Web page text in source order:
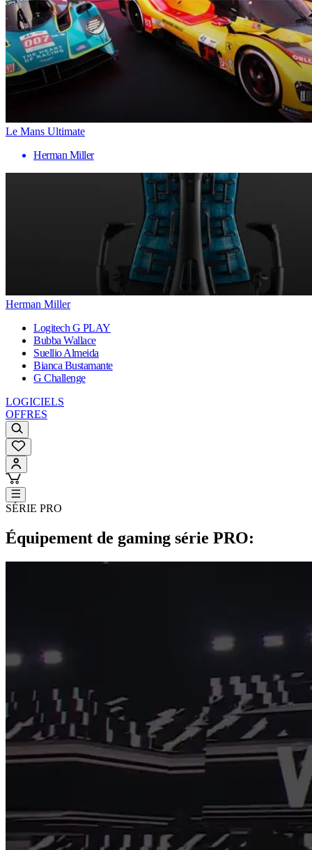
Le Mans Ultimate
Herman Miller
Herman Miller
Logitech G PLAY
Bubba Wallace
Suellio Almeida
Bianca Bustamante
G Challenge
LOGICIELS
OFFRES
SÉRIE PRO
Équipement de gaming série PRO: